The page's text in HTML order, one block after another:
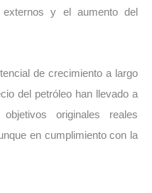
y el aumento del
de crecimiento a largo
del petróleo han llevado a
originales reales
en cumplimiento con la